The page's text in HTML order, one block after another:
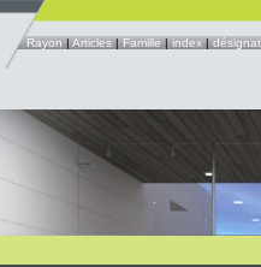
Rayon|Articles|Famille|index|